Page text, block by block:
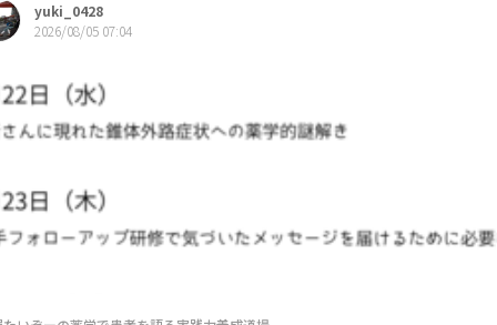
yuki_0428
2026/08/05 07:04